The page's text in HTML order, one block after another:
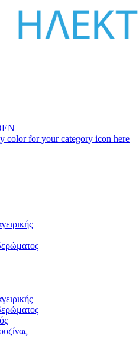
color for your category icon here